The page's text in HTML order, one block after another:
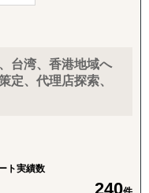
追加
現地在庫セットアッ
業面談・ブース出展
トの企画運用、商談
当社グループで展開
食業/ヘルスケア/卸売/
実践的なアドバイス
、現地拠点/オペレ
獲得、現地事業マネ
ートアップ企業ま
台湾、香港地域へ
定、代理店探索、
ト実績数
240